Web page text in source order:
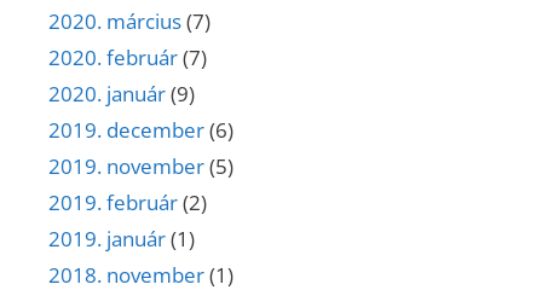
2020. március(7)
2020. február(7)
2020. január(9)
2019. december(6)
2019. november(5)
2019. február(2)
2019. január(1)
2018. november(1)